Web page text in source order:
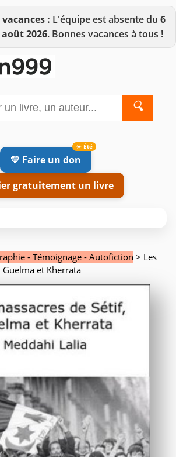
: L'équipe est absente du 6
août 2026. Bonnes vacances à tous !
🔍
💛 Faire un don
gratuitement un livre
- Témoignage - Autofiction > Les
Guelma et Kherrata